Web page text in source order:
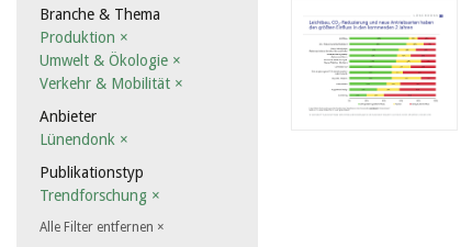
Branche & Thema
Produktion ×
Umwelt & Ökologie ×
Verkehr & Mobilität ×
Anbieter
Lünendonk ×
Publikationstyp
Trendforschung ×
Alle Filter entfernen ×